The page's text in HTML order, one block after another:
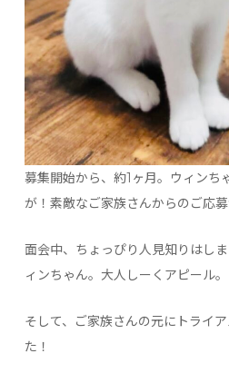
募集開始から、約1ヶ月。ウィンち
が！素敵なご家族さんからのご応募
面会中、ちょっぴり人見知りはし
ィンちゃん。大人しーくアピール。
そして、ご家族さんの元にトライ
た！